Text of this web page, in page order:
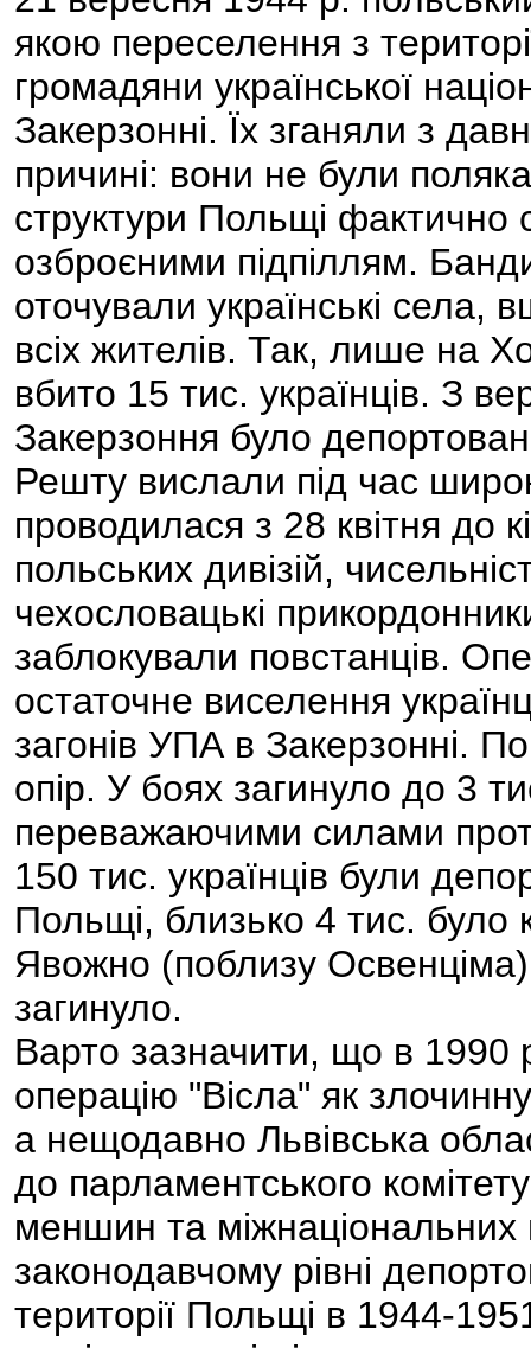
якою переселення з
громадяни української
Закерзонні. Їх зганяли з
причині: вони не були
структури Польщі фактично
озброєними підпіллям.
оточували українські
всіх жителів. Так, лише на
вбито 15 тис. українців. З
Закерзоння було
Решту вислали під час
проводилася з 28 квітня до
польських дивізій,
чехословацькі
заблокували повстанців.
остаточне виселення
загонів УПА в Закерзонні.
опір. У боях загинуло до 3
переважаючими силами
150 тис. українців були
Польщі, близько 4 тис. було
Явожно (поблизу Освенціма),
загинуло.
Варто зазначити, що в 1990
операцію "Вісла" як
а нещодавно Львівська
до парламентського
меншин та
законодавчому рівні
території Польщі в 1944-